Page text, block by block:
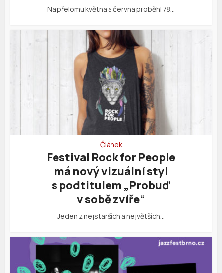
Na přelomu května a června proběhl 78…
Článek
Festival Rock for People
má nový vizuální styl
s podtitulem „Probuď
v sobě zvíře“
Jeden z nejstarších a největších…